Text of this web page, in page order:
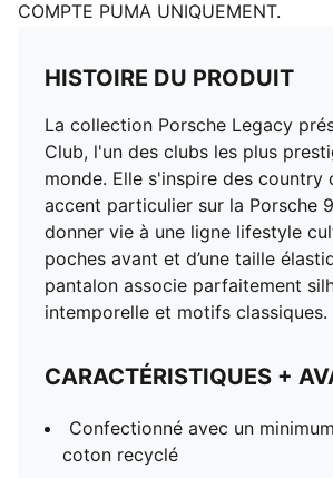
COMPTE PUMA UNIQUEMENT.
HISTOIRE DU PRODUIT
La collection Porsche Legacy
Club, l'un des clubs les plus
monde. Elle s'inspire des country
accent particulier sur la Porsche
donner vie à une ligne lifestyle
poches avant et d’une taille
pantalon associe parfaitement
intemporelle et motifs classiques.
CARACTÉRISTIQUES +
Confectionné avec un
coton recyclé